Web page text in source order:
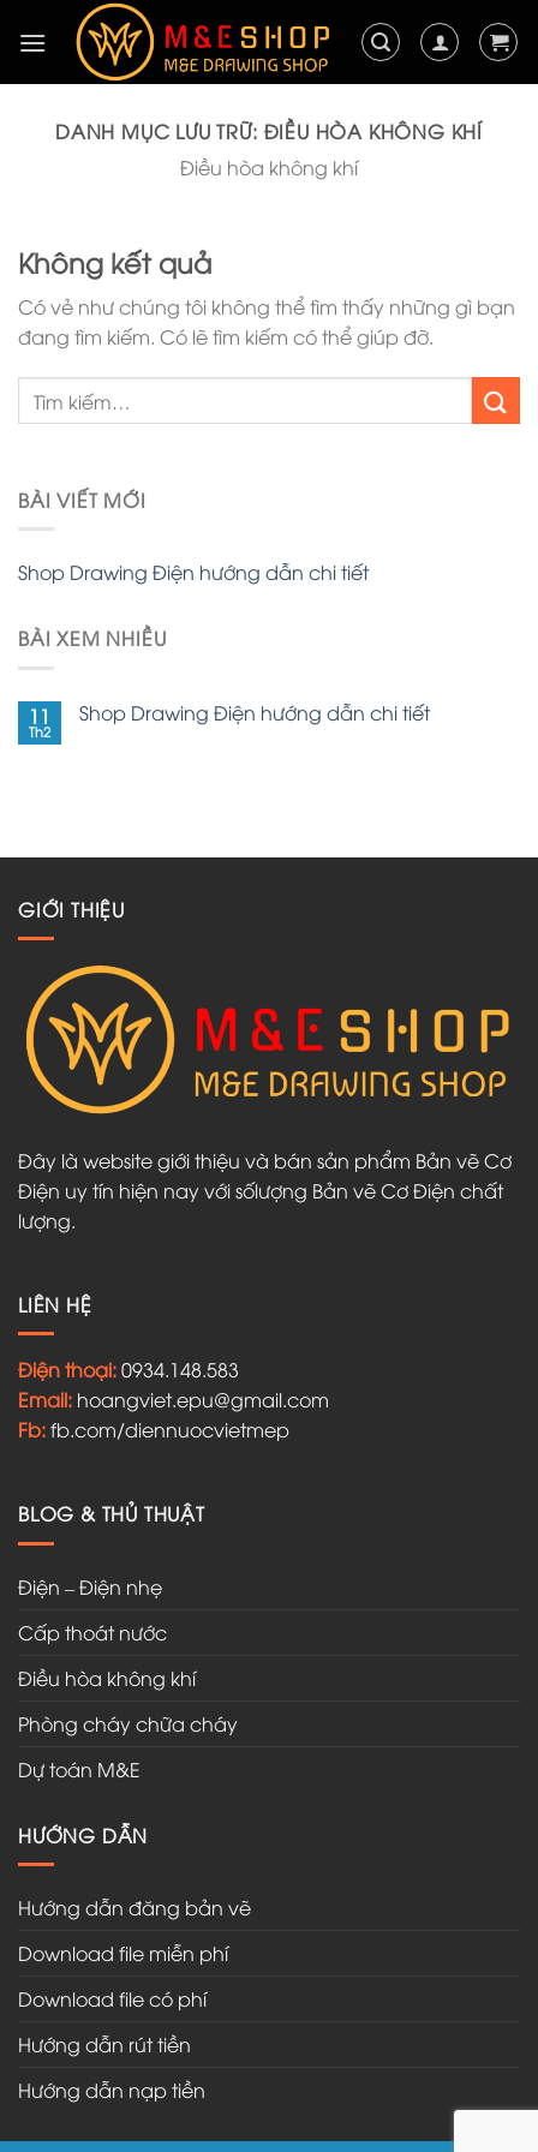
đến
DANH MỤC LƯU TRỮ: ĐIỀU HÒA KHÔNG KHÍ
Điều hòa không khí
Không kết quả
Có vẻ như chúng tôi không thể tìm thấy những gì bạn
đang tìm kiếm. Có lẽ tìm kiếm có thể giúp đỡ.
BÀI VIẾT MỚI
Shop Drawing Điện hướng dẫn chi tiết
BÀI XEM NHIỀU
11
Th2
Shop Drawing Điện hướng dẫn chi tiết
GIỚI THIỆU
Đây là website giới thiệu và bán sản phẩm Bản vẽ Cơ
Điện uy tín hiện nay với sốlượng Bản vẽ Cơ Điện chất
lượng.
LIÊN HỆ
Điện thoại:0934.148.583
Email: hoangviet.epu@gmail.com
Fb:fb.com/diennuocvietmep
BLOG & THỦ THUẬT
Điện – Điện nhẹ
Cấp thoát nước
Điều hòa không khí
Phòng cháy chữa cháy
Dự toán M&E
HƯỚNG DẪN
Hướng dẫn đăng bản vẽ
Download file miễn phí
Download file có phí
Hướng dẫn rút tiền
Hướng dẫn nạp tiền